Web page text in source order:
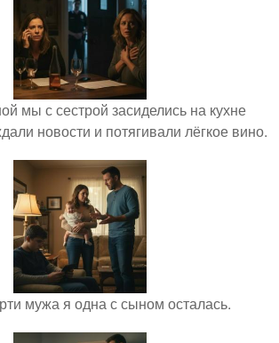
мы с сестрой засиделись на кухне
новости и потягивали лёгкое вино.
мужа я одна с сыном осталась.